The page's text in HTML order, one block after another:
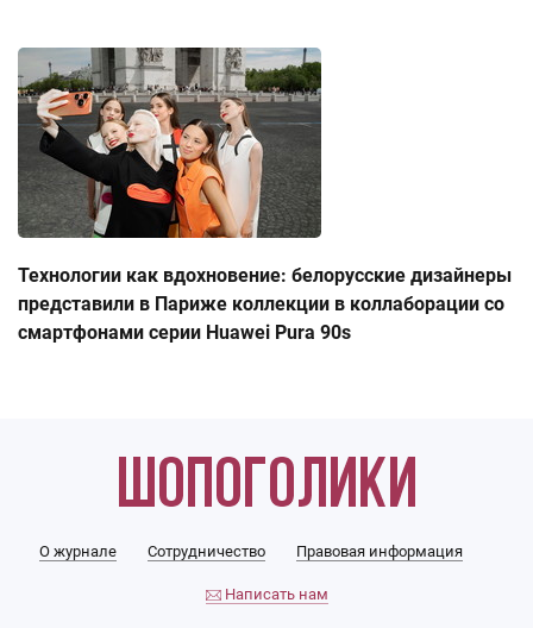
Технологии как вдохновение: белорусские дизайнеры
представили в Париже коллекции в коллаборации со
смартфонами серии Huawei Pura 90s
О журнале Сотрудничество Правовая информация
Написать нам